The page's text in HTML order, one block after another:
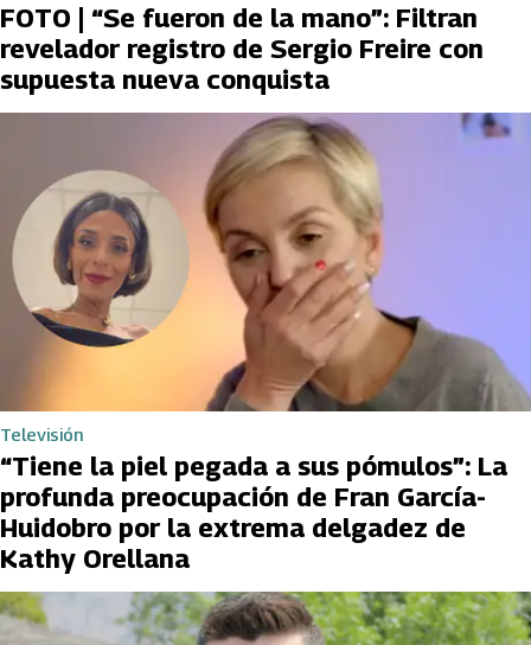
FOTO | “Se fueron de la mano”: Filtran
revelador registro de Sergio Freire con
supuesta nueva conquista
Televisión
“Tiene la piel pegada a sus pómulos”: La
profunda preocupación de Fran García-
Huidobro por la extrema delgadez de
Kathy Orellana